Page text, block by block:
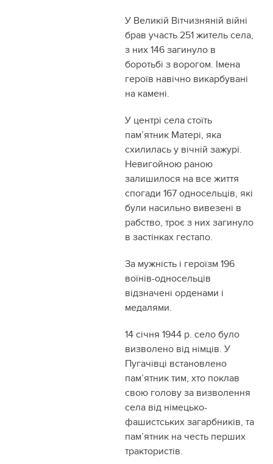
У Великій Вітчизняній війні
брав участь 251 житель села,
з них 146 загинуло в
боротьбі з ворогом. Імена
героїв навічно викарбувані
на камені.
У центрі села стоїть
пам’ятник Матері, яка
схилилась у вічній зажурі.
Невигойною раною
залишилося на все життя
спогади 167 односельців, які
були насильно вивезені в
рабство, троє з них загинуло
в застінках гестапо.
За мужність і героїзм 196
воїнів-односельців
відзначені орденами і
медалями.
14 січня 1944 р. село було
визволено від німців. У
Пугачівці встановлено
пам’ятник тим, хто поклав
свою голову за визволення
села від німецько-
фашистських загарбників, та
пам’ятник на честь перших
трактористів.